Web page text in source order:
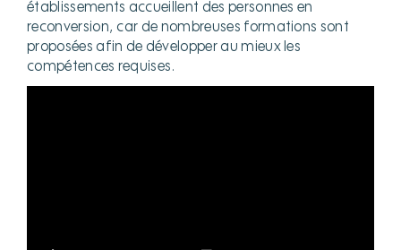
établissements accueillent des personnes en
reconversion, car de nombreuses formations sont
proposées afin de développer au mieux les
compétences requises.